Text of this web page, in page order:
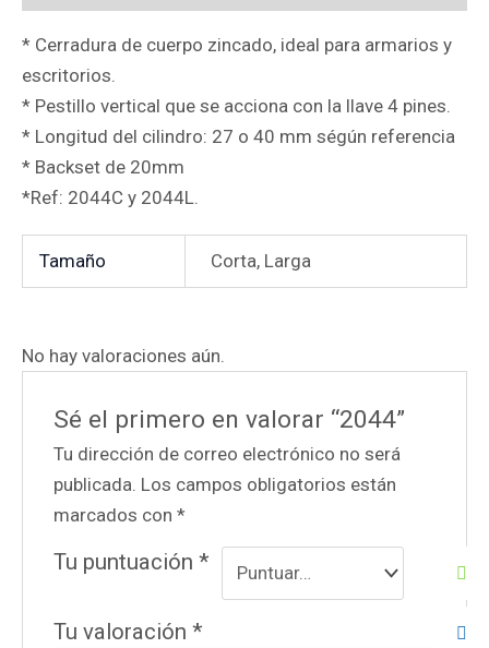
* Cerradura de cuerpo zincado, ideal para armarios y
escritorios.
* Pestillo vertical que se acciona con la llave 4 pines.
* Longitud del cilindro: 27 o 40 mm ségún referencia
* Backset de 20mm
*Ref: 2044C y 2044L.
Tamaño Corta, Larga
No hay valoraciones aún.
Sé el primero en valorar “2044”
Tu dirección de correo electrónico no será
publicada. Los campos obligatorios están
marcados con*
Tu puntuación*
Tu valoración*